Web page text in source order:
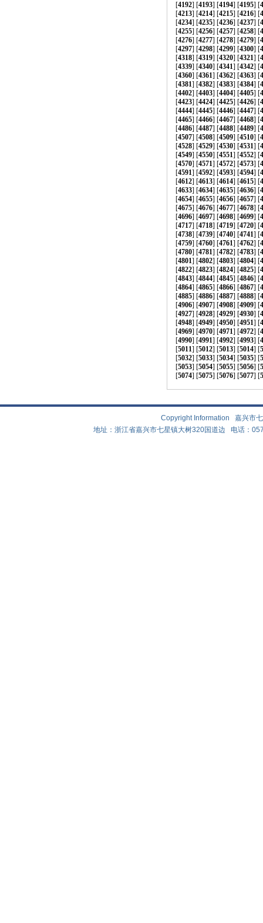
[4192] [4193] [4194] [4195] [
[4213] [4214] [4215] [4216] [
[4234] [4235] [4236] [4237] [
[4255] [4256] [4257] [4258] [
[4276] [4277] [4278] [4279] [
[4297] [4298] [4299] [4300] [
[4318] [4319] [4320] [4321] [
[4339] [4340] [4341] [4342] [
[4360] [4361] [4362] [4363] [
[4381] [4382] [4383] [4384] [
[4402] [4403] [4404] [4405] [
[4423] [4424] [4425] [4426] [
[4444] [4445] [4446] [4447] [
[4465] [4466] [4467] [4468] [
[4486] [4487] [4488] [4489] [
[4507] [4508] [4509] [4510] [
[4528] [4529] [4530] [4531] [
[4549] [4550] [4551] [4552] [
[4570] [4571] [4572] [4573] [
[4591] [4592] [4593] [4594] [
[4612] [4613] [4614] [4615] [
[4633] [4634] [4635] [4636] [
[4654] [4655] [4656] [4657] [
[4675] [4676] [4677] [4678] [
[4696] [4697] [4698] [4699] [
[4717] [4718] [4719] [4720] [
[4738] [4739] [4740] [4741] [
[4759] [4760] [4761] [4762] [
[4780] [4781] [4782] [4783] [
[4801] [4802] [4803] [4804] [
[4822] [4823] [4824] [4825] [
[4843] [4844] [4845] [4846] [
[4864] [4865] [4866] [4867] [
[4885] [4886] [4887] [4888] [
[4906] [4907] [4908] [4909] [
[4927] [4928] [4929] [4930] [
[4948] [4949] [4950] [4951] [
[4969] [4970] [4971] [4972] [
[4990] [4991] [4992] [4993] [
[5011] [5012] [5013] [5014] [
[5032] [5033] [5034] [5035] [
[5053] [5054] [5055] [5056] [
[5074] [5075] [5076] [5077] [
Copyright Information 嘉兴市
地址：浙江省嘉兴市七星镇大树320国道边 电话：